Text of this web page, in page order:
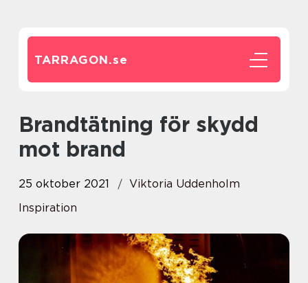
TARRAGON.se
Brandtätning för skydd
mot brand
25 oktober 2021
Viktoria Uddenholm
Inspiration